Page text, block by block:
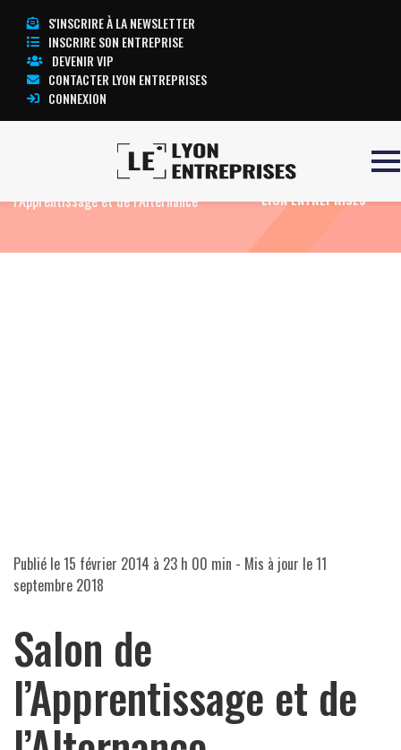
S'INSCRIRE À LA NEWSLETTER
INSCRIRE SON ENTREPRISE
DEVENIR VIP
CONTACTER LYON ENTREPRISES
CONNEXION
Agenda
Salon de
l’Apprentissage et de l’Alternance
TOUTE L’ACTUALITÉ
LYON ENTREPRISES
Publié le15 février 2014 à 23 h 00 min - Mis à jour le11
septembre 2018
Salon de
l’Apprentissage et de